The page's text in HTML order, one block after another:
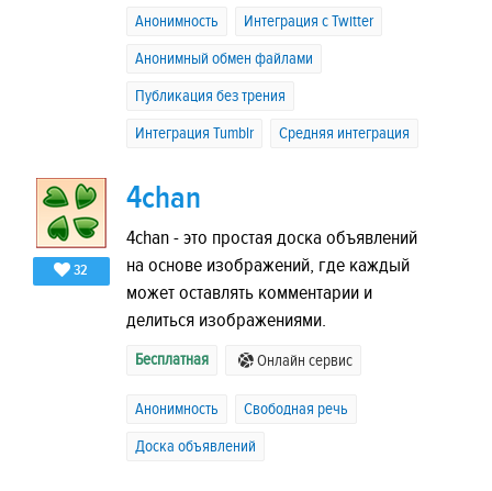
Анонимность
Интеграция с Twitter
Анонимный обмен файлами
Публикация без трения
Интеграция Tumblr
Средняя интеграция
32
4chan
4chan - это простая доска объявлений
на основе изображений, где каждый
может оставлять комментарии и
делиться изображениями.
Бесплатная Онлайн сервис
Анонимность
Свободная речь
Доска объявлений